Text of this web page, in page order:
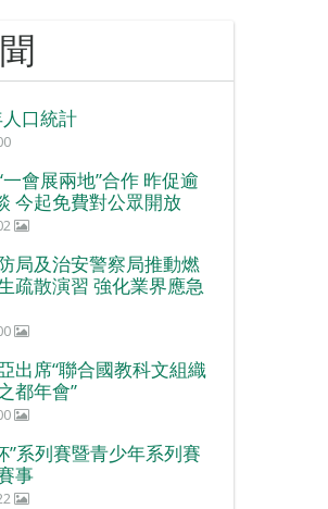
口統計
會展兩地”合作 昨促逾
今起免費對公眾開放
局及治安警察局推動燃
疏散演習 強化業界應急
出席“聯合國教科文組織
都年會”
”系列賽暨青少年系列賽
事